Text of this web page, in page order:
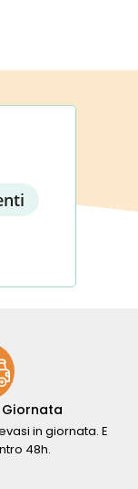
Giornata
in giornata. E
48h.